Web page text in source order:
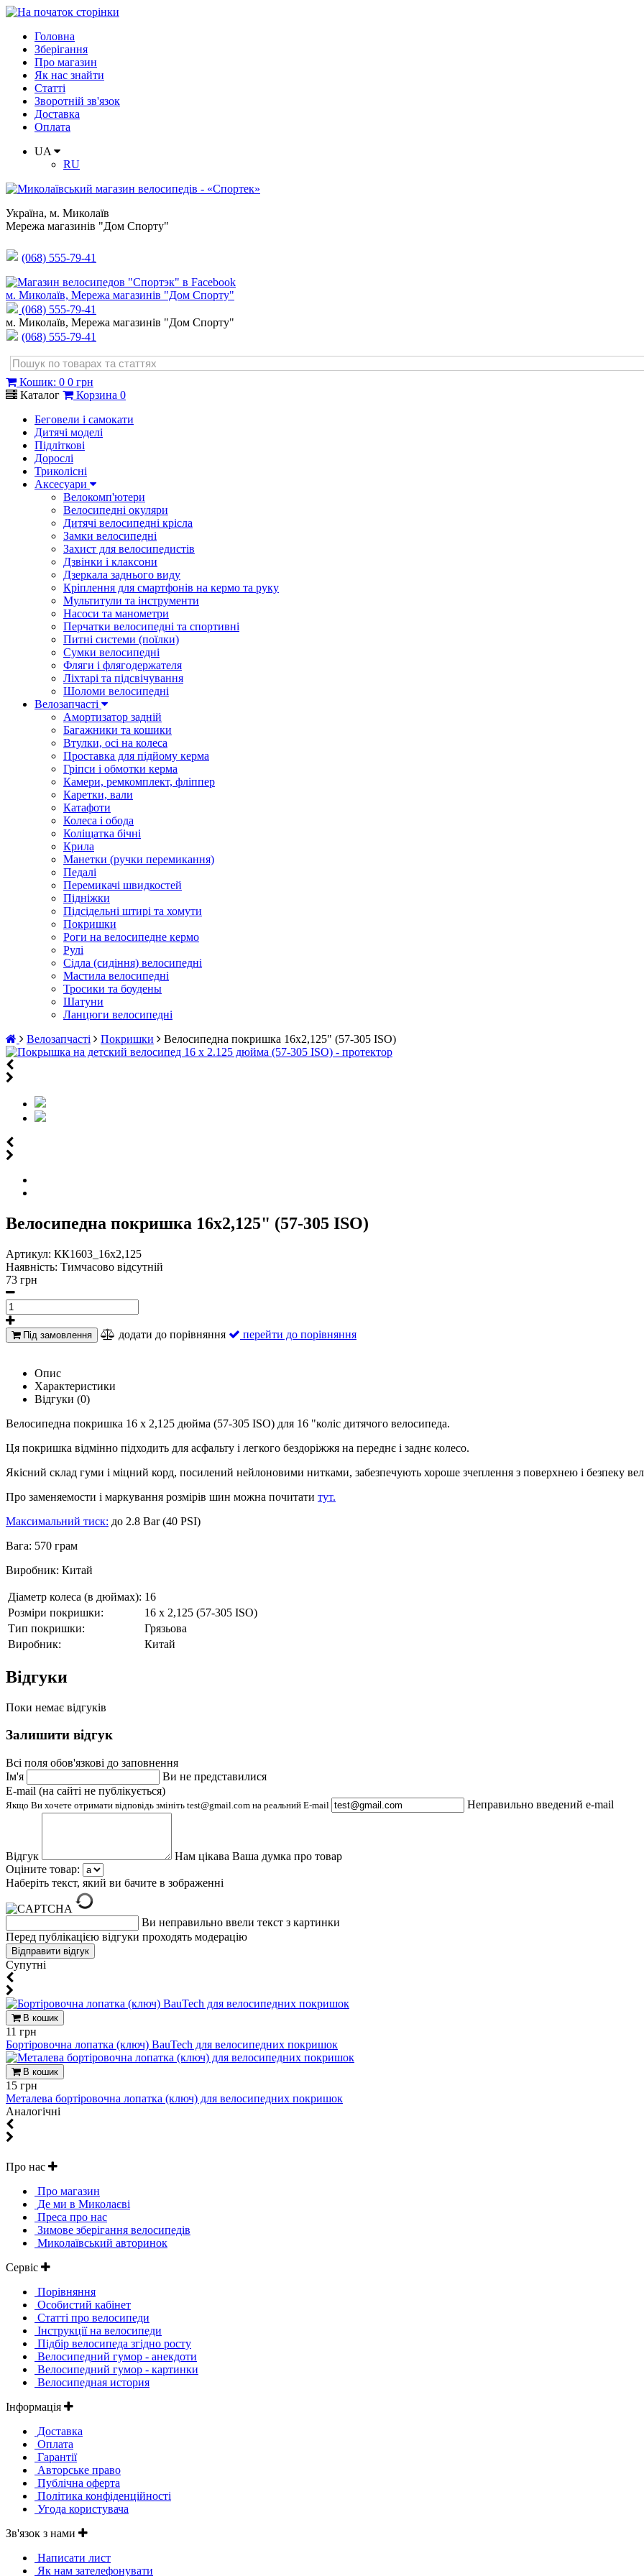
Головна
Зберігання
Про магазин
Як нас знайти
Статті
Зворотній зв'язок
Доставка
Оплата
UA
RU
Україна, м. Миколаїв
Мережа магазинів "Дом Спорту"
(068) 555-79-41
м. Миколаїв, Мережа магазинів "Дом Спорту"
(068) 555-79-41
м. Миколаїв, Мережа магазинів "Дом Спорту"
(068) 555-79-41
Кошик: 0 0 грн
Каталог
Корзина 0
Беговели і самокати
Дитячі моделі
Підліткові
Дорослі
Триколісні
Аксесуари
Велокомп'ютери
Велосипедні окуляри
Дитячі велосипедні крісла
Замки велосипедні
Захист для велосипедистів
Дзвінки і клаксони
Дзеркала заднього виду
Кріплення для смартфонів на кермо та руку
Мультитули та інструменти
Насоси та манометри
Перчатки велосипедні та спортивні
Питні системи (поїлки)
Сумки велосипедні
Фляги і флягодержателя
Ліхтарі та підсвічування
Шоломи велосипедні
Велозапчасті
Амортизатор задній
Багажники та кошики
Втулки, осі на колеса
Проставка для підйому керма
Гріпси і обмотки керма
Камери, ремкомплект, фліппер
Каретки, вали
Катафоти
Колеса і обода
Коліщатка бічні
Крила
Манетки (ручки перемикання)
Педалі
Перемикачі швидкостей
Підніжки
Підсідельні штирі та хомути
Покришки
Роги на велосипедне кермо
Рулі
Сідла (сидіння) велосипедні
Мастила велосипедні
Тросики та боудены
Шатуни
Ланцюги велосипедні
Велозапчасті
Покришки Велосипедна покришка 16х2,125" (57-305 ISO)
Велосипедна покришка 16х2,125" (57-305 ISO)
Артикул: КК1603_16х2,125
Наявність: Тимчасово відсутній
73 грн
Під замовлення додати до порівняння перейти до порівняння
Опис
Характеристики
Відгуки (0)
Велосипедна покришка 16 х 2,125 дюйма (57-305 ISO) для 16 "коліс дитячого велосипеда.
Ця покришка відмінно підходить для асфальту і легкого бездоріжжя на переднє і заднє колесо.
Якісний склад гуми і міцний корд, посилений нейлоновими нитками, забезпечують хороше зчеплення з поверхнею і безпеку
Про заменяемости і маркування розмірів шин можна почитати тут.
Максимальний тиск: до 2.8 Bar (40 PSI)
Вага: 570 грам
Виробник: Китай
Діаметр колеса (в дюймах): 16
Розміри покришки:
16 х 2,125 (57-305 ISO)
Тип покришки:
Грязьова
Виробник:
Китай
Відгуки
Поки немає відгуків
Залишити відгук
Всі поля обов'язкові до заповнення
Ім'я
Ви не представилися
E-mail (на сайті не публікується)
Якщо Ви хочете отримати відповідь змініть test@gmail.com на реальний E-mail Неправильно введений e-mail
Відгук
Нам цікава Ваша думка про товар
Оціните товар:
Наберіть текст, який ви бачите в зображенні
Ви неправильно ввели текст з картинки
Перед публікацією відгуки проходять модерацію
Супутні
В кошик
11 грн
Бортіровочна лопатка (ключ) BauTech для велосипедних покришок
В кошик
15 грн
Металева бортіровочна лопатка (ключ) для велосипедних покришок
Aналогічні
Про нас
Про магазин
Де ми в Миколаєві
Преса про нас
Зимове зберігання велосипедів
Миколаївський авторинок
Сервіс
Порівняння
Особистий кабінет
Статті про велосипеди
Інструкції на велосипеди
Підбір велосипеда згідно росту
Велосипедний гумор - анекдоти
Велосипедний гумор - картинки
Велосипедная история
Інформація
Доставка
Оплата
Гарантії
Авторське право
Публічна оферта
Політика конфіденційності
Угода користувача
Зв'язок з нами
Написати лист
Як нам зателефонувати